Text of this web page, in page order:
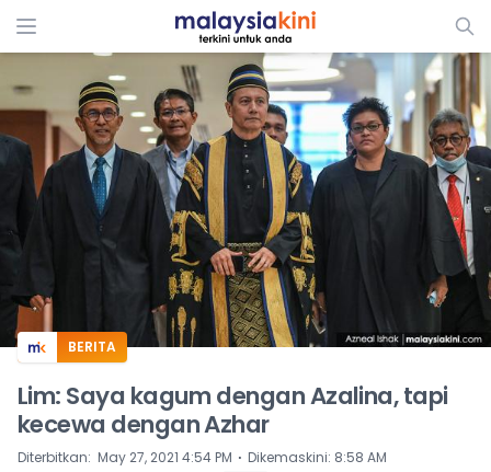
ADS
BERITA
Lim: Saya kagum dengan Azalina, tapi
kecewa dengan Azhar
Diterbitkan: May 27, 2021 4:54 PM ⋅ Dikemaskini: 8:58 AM